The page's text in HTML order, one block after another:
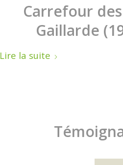
Carrefour
Gaillarde
Lire la suite